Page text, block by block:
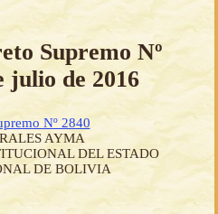
Supremo Nº
julio de 2016
Nº 2840
AYMA
DEL ESTADO
DE BOLIVIA